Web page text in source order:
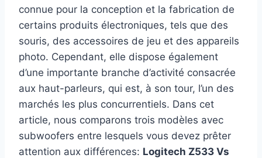
connue pour la conception et la fabrication de
certains produits électroniques, tels que des
souris, des accessoires de jeu et des appareils
photo. Cependant, elle dispose également
d’une importante branche d’activité consacrée
aux haut-parleurs, qui est, à son tour, l’un des
marchés les plus concurrentiels. Dans cet
article, nous comparons trois modèles avec
subwoofers entre lesquels vous devez prêter
attention aux différences: Logitech Z533 Vs